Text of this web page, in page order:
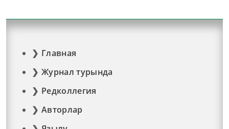
Главная
Журнал турында
Редколлегия
Авторлар